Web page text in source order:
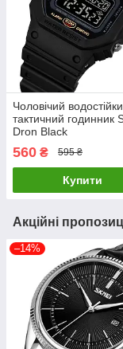
Чоловічий
тактичний годинник
Dron Black
560 ₴ 595 ₴
Купити
Акційні
–14%